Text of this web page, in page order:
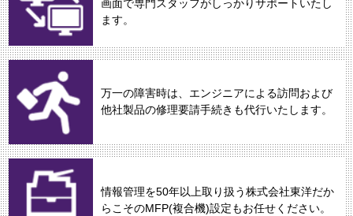
画面で専門スタッフがしっかりサポートいたし
ます。
万一の障害時は、エンジニアによる訪問および
他社製品の修理要請手続きも代行いたします。
情報管理を50年以上取り扱う株式会社東洋だか
らこそのMFP(複合機)設定もお任せください。